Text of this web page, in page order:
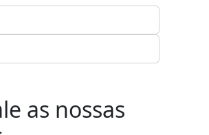
as nossas